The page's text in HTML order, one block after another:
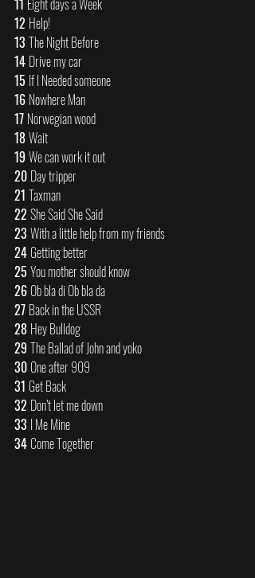
11 Eight days a Week
12 Help!
13 The Night Before
14 Drive my car
15 If I Needed someone
16 Nowhere Man
17 Norwegian wood
18 Wait
19 We can work it out
20 Day tripper
21 Taxman
22 She Said She Said
23 With a little help from my friends
24 Getting better
25 You mother should know
26 Ob bla di Ob bla da
27 Back in the USSR
28 Hey Bulldog
29 The Ballad of John and yoko
30 One after 909
31 Get Back
32 Don’t let me down
33 I Me Mine
34 Come Together